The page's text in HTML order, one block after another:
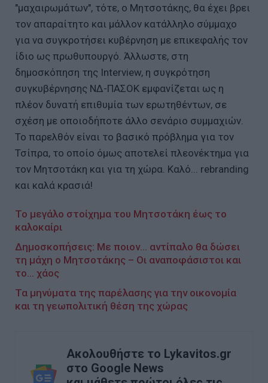
"μαχαιρωμάτων", τότε, ο Μητσοτάκης, θα έχει βρει
τον απαραίτητο και μάλλον κατάλληλο σύμμαχο
για να συγκροτήσει κυβέρνηση με επικεφαλής τον
ίδιο ως πρωθυπουργό. Άλλωστε, στη
δημοσκόπηση της Interview, η συγκρότηση
συγκυβέρνησης ΝΔ-ΠΑΣΟΚ εμφανίζεται ως η
πλέον δυνατή επιθυμία των ερωτηθέντων, σε
σχέση με οποιοδήποτε άλλο σενάριο συμμαχιών.
Το παρελθόν είναι το βασικό πρόβλημα για τον
Τσίπρα, το οποίο όμως αποτελεί πλεονέκτημα για
τον Μητσοτάκη και για τη χώρα. Καλό... rebranding
και καλά κρασιά!
Το μεγάλο στοίχημα του Μητσοτάκη έως το
καλοκαίρι
Δημοσκοπήσεις: Με ποιον... αντίπαλο θα δώσει
τη μάχη ο Μητσοτάκης – Οι αναποφάσιστοι και
το… χάος
Τα μηνύματα της παρέλασης για την οικονομία
και τη γεωπολιτική θέση της χώρας
Ακολουθήστε το Lykavitos.gr
στο Google News